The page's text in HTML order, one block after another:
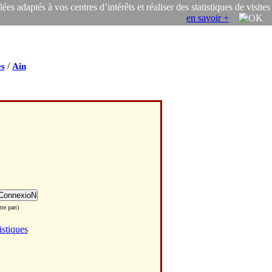
adaptés à vos centres d’intérêts et réaliser des statistiques de visites
en savoir +
/ Ain
part)